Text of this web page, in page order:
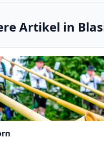
Artikel in